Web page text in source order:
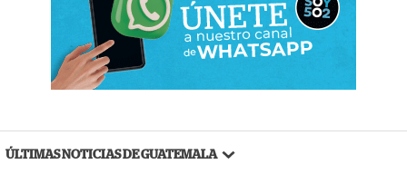
ÚLTIMAS NOTICIAS DE GUATEMALA